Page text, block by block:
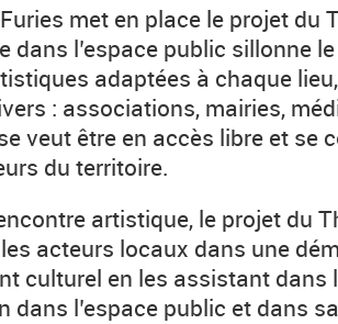
met en place le projet du
dans l’espace public sillonne
adaptées à chaque
: associations, mairies,
veut être en accès libre et se
du territoire.
artistique, le projet du
acteurs locaux dans une
culturel en les assistant dans
dans l’espace public et dans